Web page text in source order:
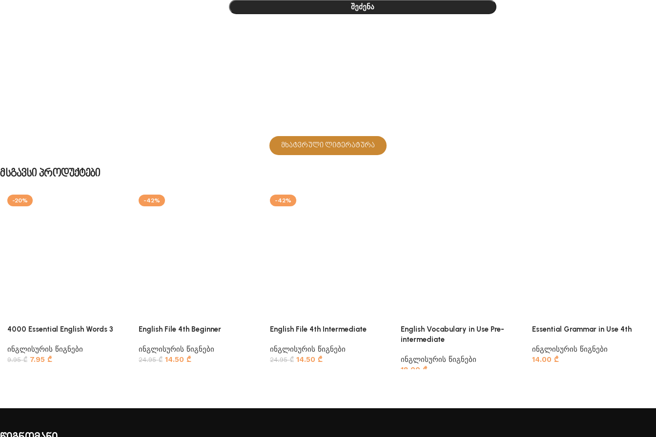
შეძენა
მხატვრული ლიტერატურა
Მსგავსი Პროდუქტები
-20%
4000 Essential English Words 3
ინგლისურის წიგნები
9.95₾ 7.95 ₾
-42%
English File 4th Beginner
ინგლისურის წიგნები
24.95₾ 14.50 ₾
-42%
English File 4th Intermediate
ინგლისურის წიგნები
24.95₾ 14.50 ₾
English Vocabulary in Use Pre-
intermediate
ინგლისურის წიგნები
18.00 ₾
Essential Grammar in Use 4th
ინგლისურის წიგნები
14.00₾